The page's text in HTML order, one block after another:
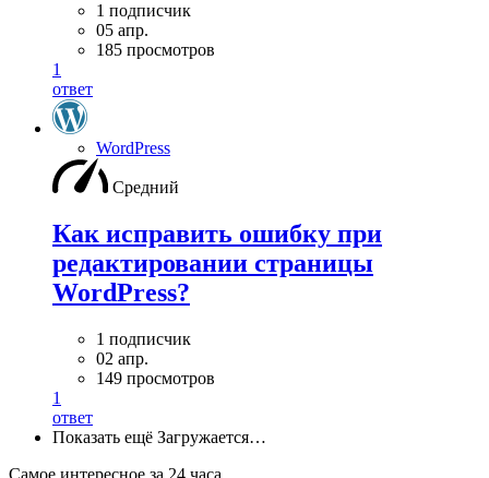
1 подписчик
05 апр.
185 просмотров
1
ответ
WordPress
Средний
Как исправить ошибку при
редактировании страницы
WordPress?
1 подписчик
02 апр.
149 просмотров
1
ответ
Показать ещё Загружается…